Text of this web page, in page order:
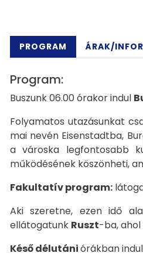
PROGRAM ÁRAK/
Program:
Buszunk 06.00 órakor indul
Folyamatos utazásunkat
mai nevén Eisenstadtba,
a városka legfontosabb
működésének köszönheti,
Fakultatív program:
Aki szeretne, ezen idő
ellátogatunk Ruszt-ba,
Késő délutániórákban